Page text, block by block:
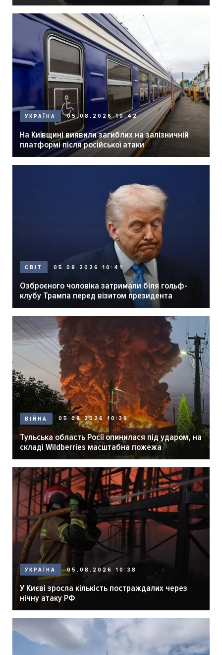
УКРАЇНА 05.08.2026 10:42
На Київщині виявили загиблих на залізничній
платформі після російської атаки
СВІТ 05.08.2026 10:41
Озброєного чоловіка затримали біля гольф-
клубу Трампа перед візитом президента
ВІЙНА 05.08.2026 10:39
Тульська область Росії опинилася під ударом, на
складі Wildberries масштабна пожежа
УКРАЇНА 05.08.2026 10:38
У Києві зросла кількість постраждалих через
нічну атаку РФ